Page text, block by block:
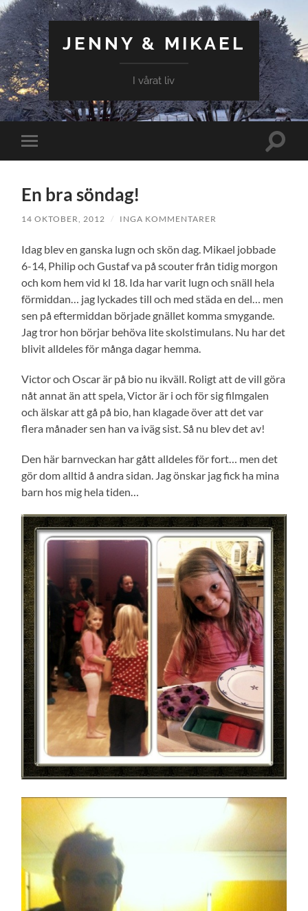
JENNY & MIKAEL
I vårat liv
Slå
på/av
Slå
En bra söndag!
14 OKTOBER, 2012 / INGA KOMMENTARER
Idag blev en ganska lugn och skön dag. Mikael jobbade
6-14, Philip och Gustaf va på scouter från tidig morgon
och kom hem vid kl 18. Ida har varit lugn och snäll hela
förmiddan… jag lyckades till och med städa en del… men
sen på eftermiddan började gnället komma smygande.
Jag tror hon börjar behöva lite skolstimulans. Nu har det
blivit alldeles för många dagar hemma.
Victor och Oscar är på bio nu ikväll. Roligt att de vill göra
nåt annat än att spela, Victor är i och för sig filmgalen
och älskar att gå på bio, han klagade över att det var
flera månader sen han va iväg sist. Så nu blev det av!
Den här barnveckan har gått alldeles för fort… men det
gör dom alltid å andra sidan. Jag önskar jag fick ha mina
barn hos mig hela tiden…